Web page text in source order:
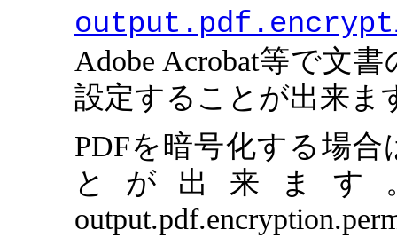
Adobe Acrobat等で文
設定することが出来ま
PDFを暗号化する場
とが出来ま